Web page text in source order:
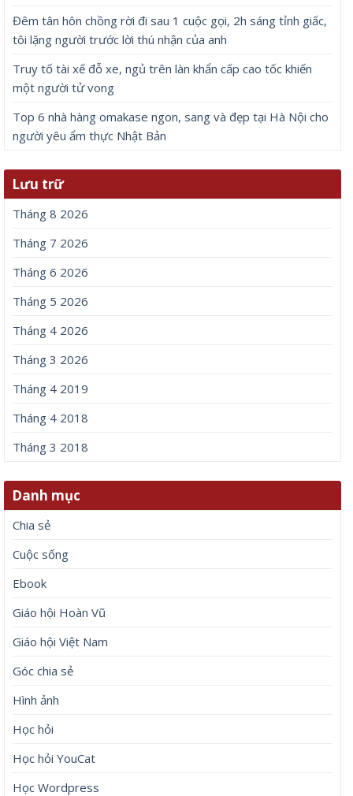
Đêm tân hôn chồng rời đi sau 1 cuộc gọi, 2h sáng tỉnh giấc,
tôi lặng người trước lời thú nhận của anh
Truy tố tài xế đỗ xe, ngủ trên làn khẩn cấp cao tốc khiến
một người tử vong
Top 6 nhà hàng omakase ngon, sang và đẹp tại Hà Nội cho
người yêu ẩm thực Nhật Bản
Lưu trữ
Tháng 8 2026
Tháng 7 2026
Tháng 6 2026
Tháng 5 2026
Tháng 4 2026
Tháng 3 2026
Tháng 4 2019
Tháng 4 2018
Tháng 3 2018
Danh mục
Chia sẻ
Cuộc sống
Ebook
Giáo hội Hoàn Vũ
Giáo hội Việt Nam
Góc chia sẻ
Hình ảnh
Học hỏi
Học hỏi YouCat
Học Wordpress